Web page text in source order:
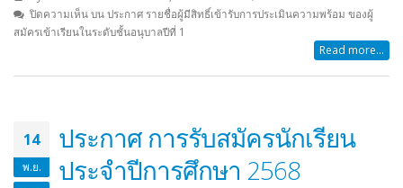
ปิดความเห็นบน ประกาศ รายชื่อผู้มีสิทธิ์เข้ารับการประเมินความพร้อม ของผู้
สมัครเข้าเรียนในระดับชั้นอนุบาลปีที่ 1
Read more...
14
พ.ย.
ประกาศ การรับสมัครนักเรียน
ประจำปีการศึกษา 2568